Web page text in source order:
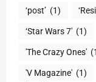
‘post’ (1)
‘Star Wars 7′ (1)
'The Crazy Ones'
'V Magazine' (1)